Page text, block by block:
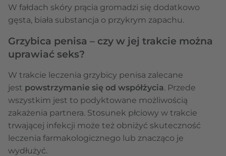
W fałdach skóry prącia gromadzi się dodatkowo
gęsta, biała substancja o przykrym zapachu.
Grzybica penisa – czy w jej trakcie można
uprawiać seks?
W trakcie leczenia grzybicy penisa zalecane
jest powstrzymanie się od współżycia. Przede
wszystkim jest to podyktowane możliwością
zakażenia partnera. Stosunek płciowy w trakcie
trwającej infekcji może też obniżyć skuteczność
leczenia farmakologicznego lub znacząco je
wydłużyć.